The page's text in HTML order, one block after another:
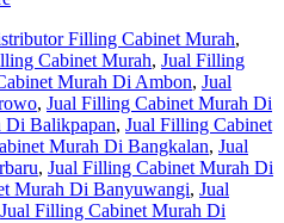
Filling Cabinet Murah,
Cabinet Murah, Jual Filling
Murah Di Ambon, Jual
, Jual Filling Cabinet Murah Di
Di Balikpapan, Jual Filling Cabinet
Murah Di Bangkalan, Jual
, Jual Filling Cabinet Murah Di
Murah Di Banyuwangi, Jual
Jual Filling Cabinet Murah Di